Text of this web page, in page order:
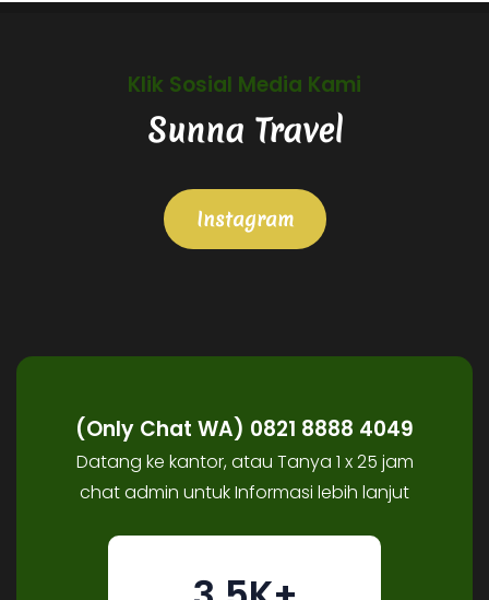
Klik Sosial Media Kami
Sunna Travel
Instagram
(Only Chat WA) 0821 8888 4049
Datang ke kantor, atau Tanya 1 x 25 jam
chat admin untuk Informasi lebih lanjut